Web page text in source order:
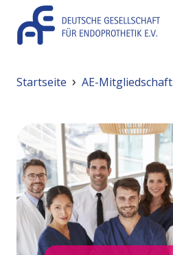
Direkt zum Inhalt
Pfadnavigation
Startseite AE-Mitgliedschaft